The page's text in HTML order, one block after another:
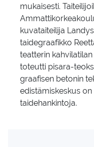
mukaisesti.
kuvataiteilija
taidegraafikko
teatterin
toteutti pisara-
graafisen betonin
edistämiskeskus
taidehankintoja.